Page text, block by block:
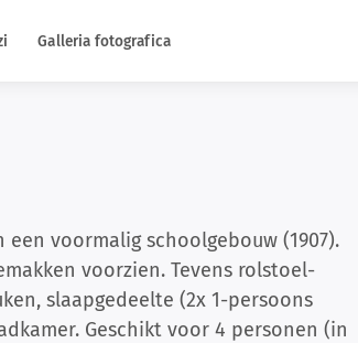
Galleria fotografica
voormalig schoolgebouw (1907).
voorzien. Tevens rolstoel-
slaapgedeelte (2x 1-persoons
Geschikt voor 4 personen (in